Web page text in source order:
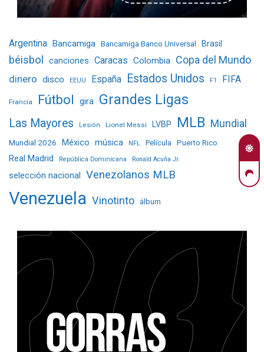
Argentina Bancamiga Bancamiga Banco Universal Brasil
béisbol canciones Caracas Colombia Copa del Mundo
dinero disco EEUU España Estados Unidos F1 FIFA
Francia Fútbol gira Grandes Ligas
Las Mayores Lesión Lionel Messi LVBP MLB Mundial
Mundial 2026 México música NFL Película Puerto Rico
Real Madrid República Dominicana Ronald Acuña Jr.
selección nacional Venezolanos MLB
Venezuela Vinotinto álbum